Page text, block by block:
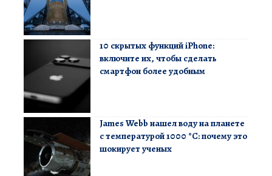
10 скрытых функций iPhone:
включите их, чтобы сделать
смартфон более удобным
James Webb нашел воду на планете
с температурой 1000 °C: почему это
шокирует ученых